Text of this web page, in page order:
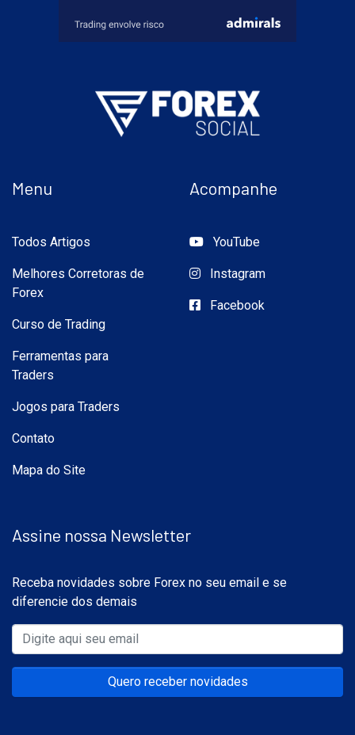
Menu
Todos Artigos
Melhores Corretoras de
Forex
Curso de Trading
Ferramentas para
Traders
Jogos para Traders
Contato
Mapa do Site
Acompanhe
YouTube
Instagram
Facebook
Assine nossa Newsletter
Receba novidades sobre Forex no seu email e se
diferencie dos demais
Quero receber novidades